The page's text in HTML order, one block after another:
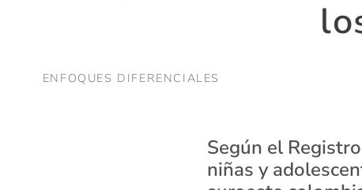
ENFOQUES DIFERENCIALES
Según el
niñas y